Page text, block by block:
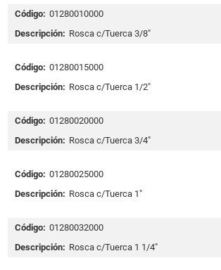
Código: 01280010000
Descripción: Rosca c/Tuerca 3/8"
Código: 01280015000
Descripción: Rosca c/Tuerca 1/2"
Código: 01280020000
Descripción: Rosca c/Tuerca 3/4"
Código: 01280025000
Descripción: Rosca c/Tuerca 1"
Código: 01280032000
Descripción: Rosca c/Tuerca 1 1/4"